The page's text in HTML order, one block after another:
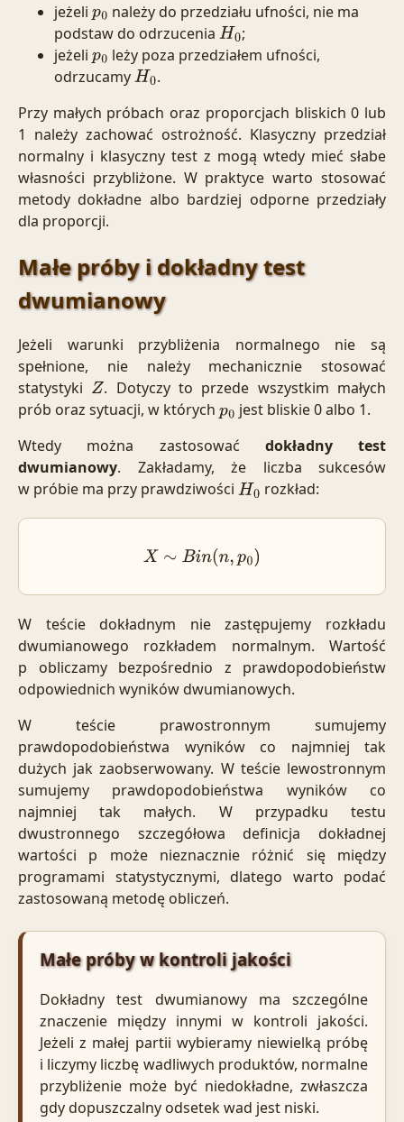
jeżeli p0 należy do przedziału ufności, nie ma
podstaw do odrzucenia H0 ;
jeżeli p0 leży poza przedziałem ufności,
odrzucamyH0 .
Przy małych próbach oraz proporcjach bliskich 0 lub
1 należy zachować ostrożność. Klasyczny przedział
normalny i klasyczny test z mogą wtedy mieć słabe
własności przybliżone. W praktyce warto stosować
metody dokładne albo bardziej odporne przedziały
dla proporcji.
Małe próby i dokładny test
dwumianowy
Jeżeli warunki przybliżenia normalnego nie są
spełnione, nie należy mechanicznie stosować
statystyki Z . Dotyczy to przede wszystkim małych
prób oraz sytuacji, w których p0 jest bliskie 0 albo 1.
Wtedy można zastosować dokładny test
dwumianowy. Zakładamy, że liczba sukcesów
w próbie ma przy prawdziwości H0 rozkład:
X∼ Bin(n,p0)
W teście dokładnym nie zastępujemy rozkładu
dwumianowego rozkładem normalnym. Wartość
p obliczamy bezpośrednio z prawdopodobieństw
odpowiednich wyników dwumianowych.
W teście prawostronnym sumujemy
prawdopodobieństwa wyników co najmniej tak
dużych jak zaobserwowany. W teście lewostronnym
sumujemy prawdopodobieństwa wyników co
najmniej tak małych. W przypadku testu
dwustronnego szczegółowa definicja dokładnej
wartości p może nieznacznie różnić się między
programami statystycznymi, dlatego warto podać
zastosowaną metodę obliczeń.
Małe próby w kontroli jakości
Dokładny test dwumianowy ma szczególne
znaczenie między innymi w kontroli jakości.
Jeżeli z małej partii wybieramy niewielką próbę
i liczymy liczbę wadliwych produktów, normalne
przybliżenie może być niedokładne, zwłaszcza
gdy dopuszczalny odsetek wad jest niski.